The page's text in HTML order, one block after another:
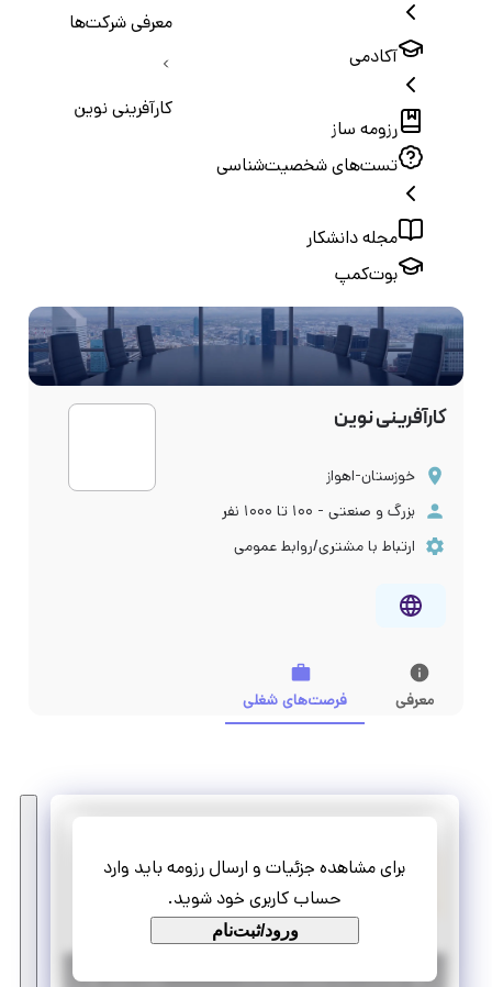
آکادمی
رزومه ساز
تست‌های شخصیت‌شناسی
مجله دانشکار
بوت‌کمپ
معرفی شرکت‌ها
کارآفرینی نوین
کارآفرینی نوین
خوزستان-اهواز
بزرگ و صنعتی - ۱۰۰ تا ۱۰۰۰ نفر
ارتباط با مشتری/روابط عمومی
معرفی فرصت‌های شغلی
برای مشاهده جزئیات و ارسال رزومه باید وارد
حساب کاربری خود شوید.
ورود/ثبت‌نام
دورکاری استخدام
خوزستان |۲ ماه پیش | منقضی شده جزئیات بیشتر